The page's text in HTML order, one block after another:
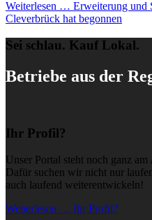
Weiterlesen … Erweiterung und
Cleverbrück hat begonnen
Sei schlau. Kauf Lokal.
Betriebe aus der
Ihr Profil?
Unser Portal steht noch ganz
Dafür suchen wir nicht nur
auch laufend weiterentwickeln!
Weiterlesen … Ihr Profil?